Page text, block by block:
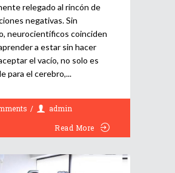
relegado al rincón de
negativas. Sin
neurocientíficos coinciden
a estar sin hacer
el vacío, no solo es
para el cerebro,
admin
Read More